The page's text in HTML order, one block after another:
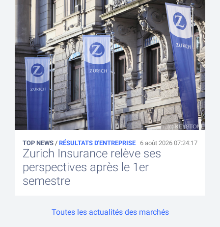
TOP NEWS / RÉSULTATS D'ENTREPRISE 6 août 2026 07:24:17
Zurich Insurance relève ses
perspectives après le 1er
semestre
Toutes les actualités des marchés